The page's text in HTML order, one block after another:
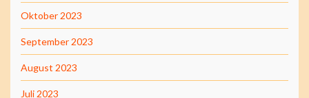
Oktober 2023
September 2023
August 2023
Juli 2023